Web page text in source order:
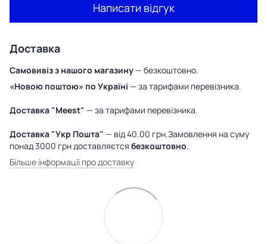
Написати відгук
Доставка
Самовивіз з нашого магазину— безкоштовно.
«Новою поштою» по Україні — за тарифами перевізника.
Доставка "Meest" — за тарифами перевізника.
Доставка "Укр Пошта" — від 40.00 грн.Замовлення на суму
понад 3000 грн доставляєтся безкоштовно.
Більше інформації про доставку